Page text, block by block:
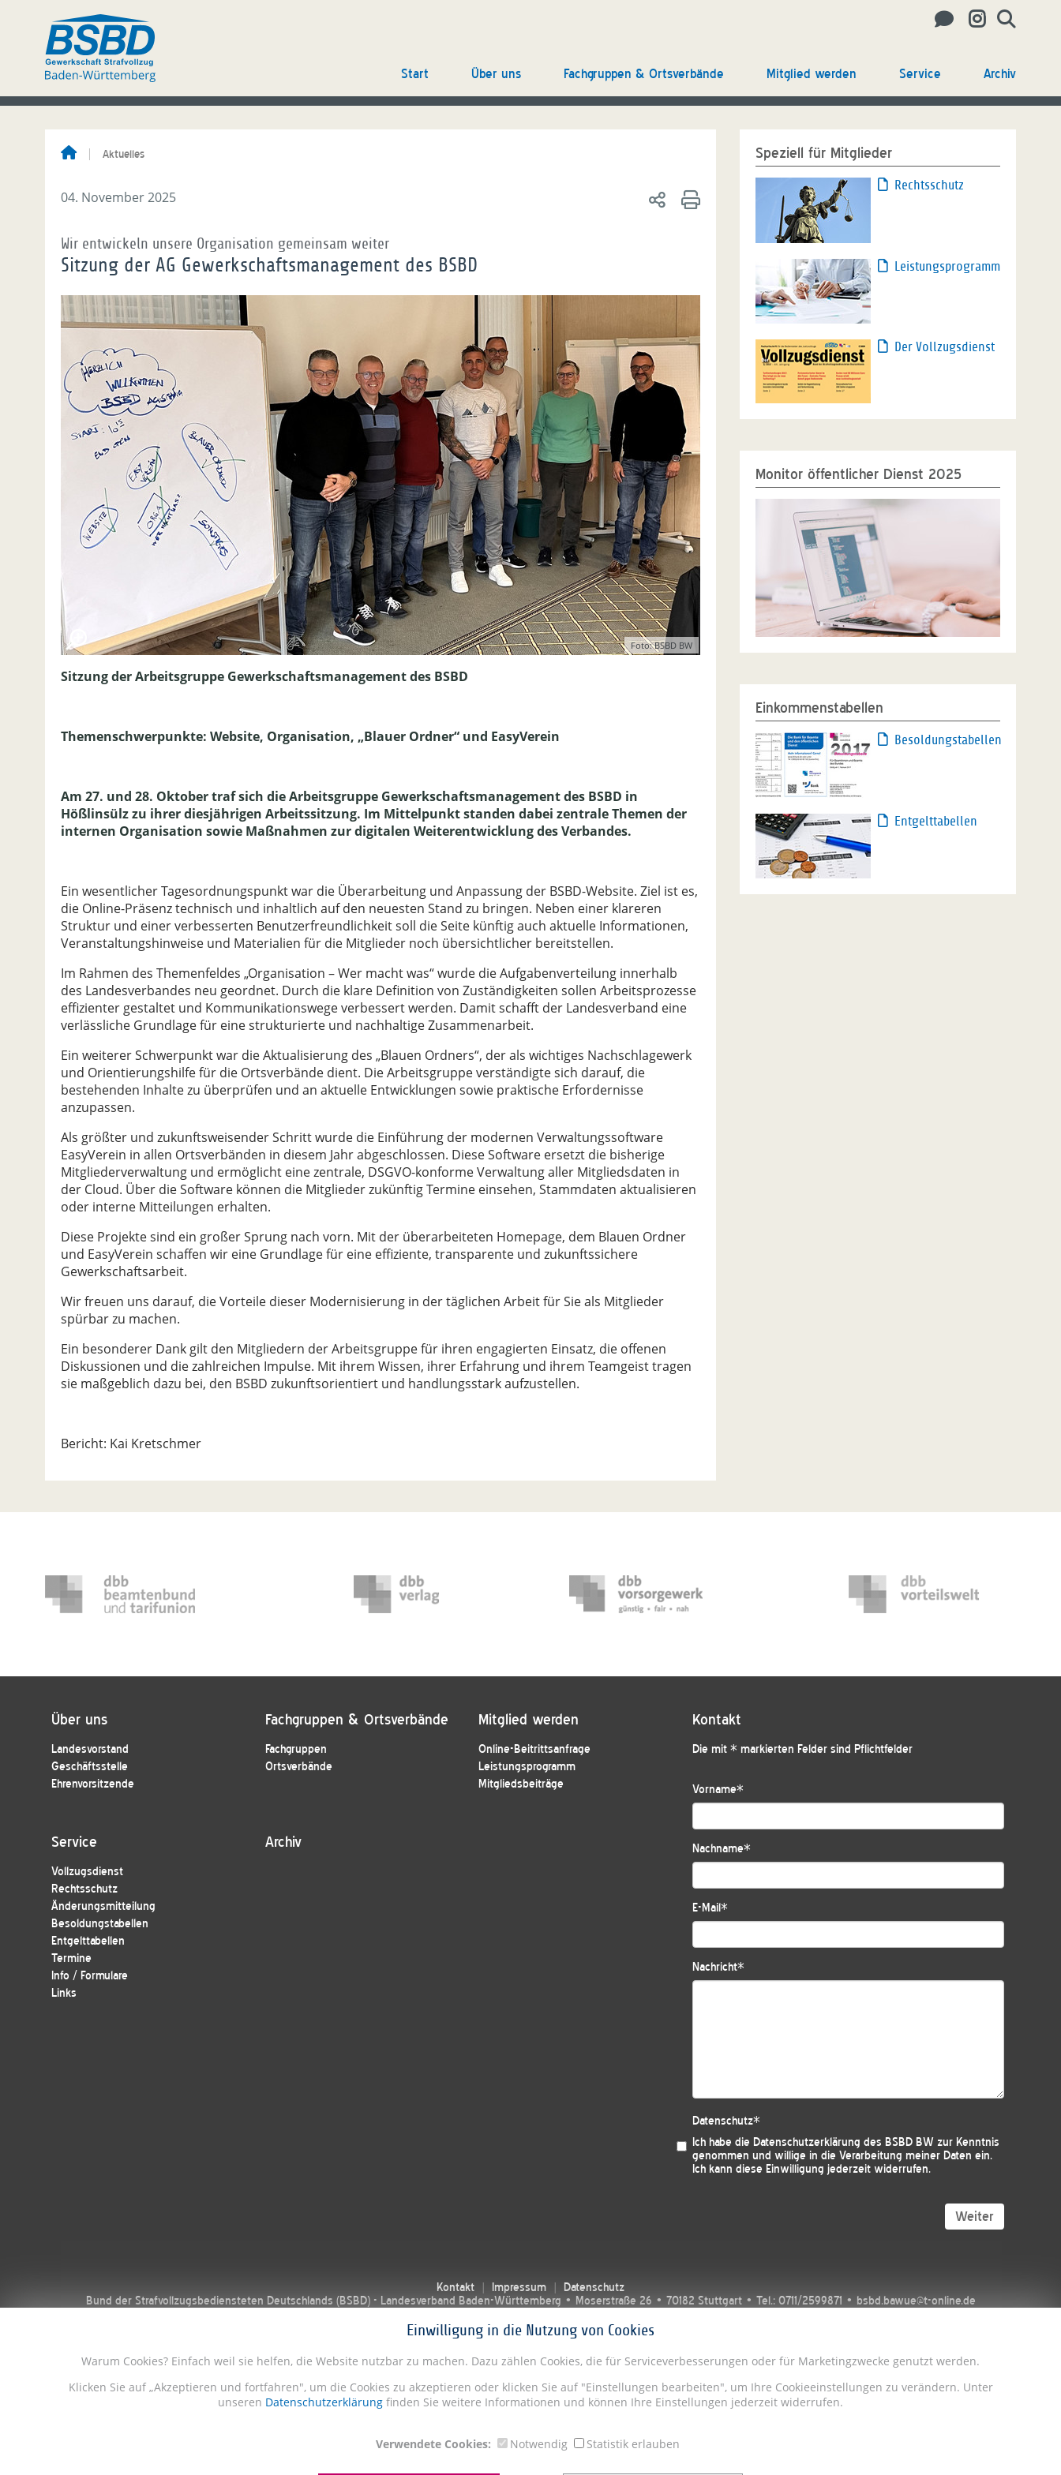
Start Über uns Fachgruppen & Ortsverbände Mitglied werden Service Archiv
Aktuelles
04. November 2025
Wir entwickeln unsere Organisation gemeinsam weiter
Sitzung der AG Gewerkschaftsmanagement des BSBD
Foto: BSBD BW
Sitzung der Arbeitsgruppe Gewerkschaftsmanagement des BSBD
Themenschwerpunkte: Website, Organisation, „Blauer Ordner“ und EasyVerein
Am 27. und 28. Oktober traf sich die Arbeitsgruppe Gewerkschaftsmanagement des BSBD in
Hößlinsülz zu ihrer diesjährigen Arbeitssitzung. Im Mittelpunkt standen dabei zentrale Themen der
internen Organisation sowie Maßnahmen zur digitalen Weiterentwicklung des Verbandes.
Ein wesentlicher Tagesordnungspunkt war die Überarbeitung und Anpassung der BSBD-Website. Ziel ist es,
die Online-Präsenz technisch und inhaltlich auf den neuesten Stand zu bringen. Neben einer klareren
Struktur und einer verbesserten Benutzerfreundlichkeit soll die Seite künftig auch aktuelle Informationen,
Veranstaltungshinweise und Materialien für die Mitglieder noch übersichtlicher bereitstellen.
Im Rahmen des Themenfeldes „Organisation – Wer macht was“ wurde die Aufgabenverteilung innerhalb
des Landesverbandes neu geordnet. Durch die klare Definition von Zuständigkeiten sollen Arbeitsprozesse
effizienter gestaltet und Kommunikationswege verbessert werden. Damit schafft der Landesverband eine
verlässliche Grundlage für eine strukturierte und nachhaltige Zusammenarbeit.
Ein weiterer Schwerpunkt war die Aktualisierung des „Blauen Ordners“, der als wichtiges Nachschlagewerk
und Orientierungshilfe für die Ortsverbände dient. Die Arbeitsgruppe verständigte sich darauf, die
bestehenden Inhalte zu überprüfen und an aktuelle Entwicklungen sowie praktische Erfordernisse
anzupassen.
Als größter und zukunftsweisender Schritt wurde die Einführung der modernen Verwaltungssoftware
EasyVerein in allen Ortsverbänden in diesem Jahr abgeschlossen. Diese Software ersetzt die bisherige
Mitgliederverwaltung und ermöglicht eine zentrale, DSGVO-konforme Verwaltung aller Mitgliedsdaten in
der Cloud. Über die Software können die Mitglieder zukünftig Termine einsehen, Stammdaten aktualisieren
oder interne Mitteilungen erhalten.
Diese Projekte sind ein großer Sprung nach vorn. Mit der überarbeiteten Homepage, dem Blauen Ordner
und EasyVerein schaffen wir eine Grundlage für eine effiziente, transparente und zukunftssichere
Gewerkschaftsarbeit.
Wir freuen uns darauf, die Vorteile dieser Modernisierung in der täglichen Arbeit für Sie als Mitglieder
spürbar zu machen.
Ein besonderer Dank gilt den Mitgliedern der Arbeitsgruppe für ihren engagierten Einsatz, die offenen
Diskussionen und die zahlreichen Impulse. Mit ihrem Wissen, ihrer Erfahrung und ihrem Teamgeist tragen
sie maßgeblich dazu bei, den BSBD zukunftsorientiert und handlungsstark aufzustellen.
Bericht: Kai Kretschmer
Speziell für Mitglieder
Rechtsschutz
Leistungsprogramm
Der Vollzugsdienst
Monitor öffentlicher Dienst 2025
Einkommenstabellen
Besoldungstabellen
Entgelttabellen
Über uns
Landesvorstand
Geschäftsstelle
Ehrenvorsitzende
Fachgruppen & Ortsverbände
Fachgruppen
Ortsverbände
Mitglied werden
Online-Beitrittsanfrage
Leistungsprogramm
Mitgliedsbeiträge
Service
Vollzugsdienst
Rechtsschutz
Änderungsmitteilung
Besoldungstabellen
Entgelttabellen
Termine
Info / Formulare
Links
Archiv
Kontakt
Die mit * markierten Felder sind Pflichtfelder
Vorname*
Nachname*
E-Mail*
Nachricht*
Datenschutz*
Ich habe die Datenschutzerklärung des BSBD BW zur Kenntnis
genommen und willige in die Verarbeitung meiner Daten ein.
Ich kann diese Einwilligung jederzeit widerrufen.
Weiter
Kontakt Impressum
Datenschutz
Bund der Strafvollzugsbediensteten Deutschlands (BSBD) - Landesverband Baden-Württemberg • Moserstraße 26 • 70182 Stuttgart • Tel.: 0711/2599871 • bsbd.bawue@t-online.de
Einwilligung in die Nutzung von Cookies
Warum Cookies? Einfach weil sie helfen, die Website nutzbar zu machen. Dazu zählen Cookies, die für Serviceverbesserungen oder für Marketingzwecke genutzt werden.
Klicken Sie auf „Akzeptieren und fortfahren", um die Cookies zu akzeptieren oder klicken Sie auf "Einstellungen bearbeiten", um Ihre Cookieeinstellungen zu verändern. Unter
unseren Datenschutzerklärung finden Sie weitere Informationen und können Ihre Einstellungen jederzeit widerrufen.
Verwendete Cookies: Notwendig Statistik erlauben